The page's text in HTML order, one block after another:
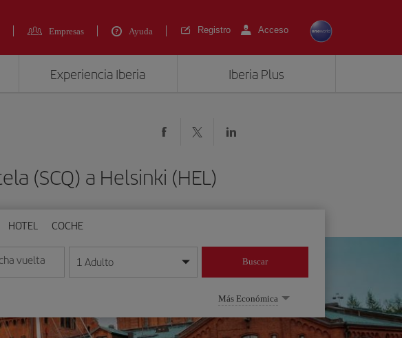
Empresas Ayuda Registro Acceso
Experiencia Iberia Iberia Plus
(SCQ) a Helsinki (HEL)
HOTEL COCHE
día/mes/año
vuelta
la fecha en formato día/mes/año
1 Adulto Buscar
Más Económica